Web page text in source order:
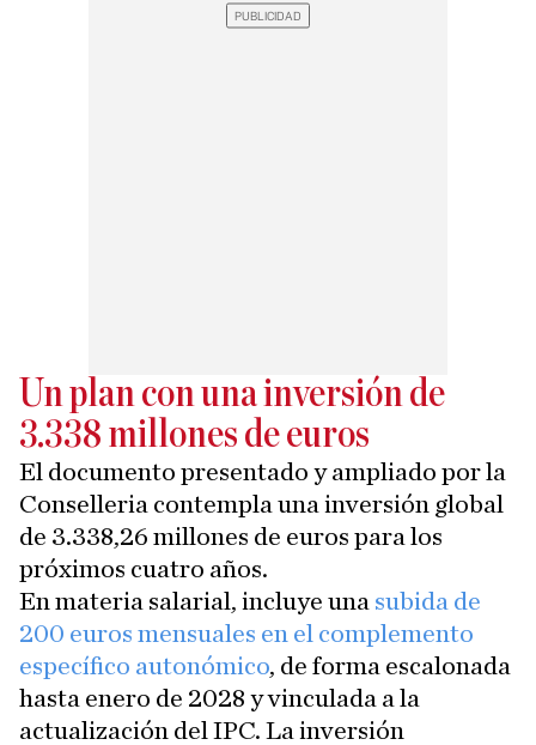
Un plan con una inversión de
3.338 millones de euros
El documento presentado y ampliado por la
Conselleria contempla una inversión global
de 3.338,26 millones de euros para los
próximos cuatro años.
En materia salarial, incluye una subida de
200 euros mensuales en el complemento
específico autonómico, de forma escalonada
hasta enero de 2028 y vinculada a la
actualización del IPC. La inversión